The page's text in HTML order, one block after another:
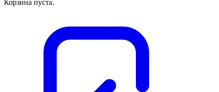
Корзина пуста.